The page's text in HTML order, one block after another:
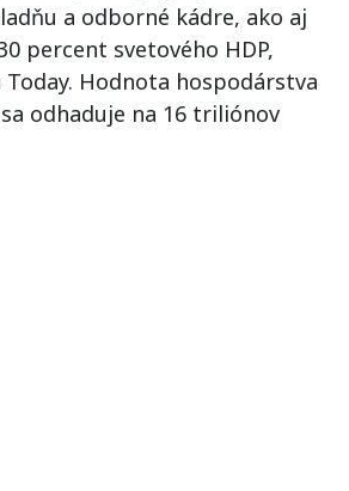
a odborné kádre, ako aj
percent svetového HDP,
Today. Hodnota hospodárstva
odhaduje na 16 triliónov